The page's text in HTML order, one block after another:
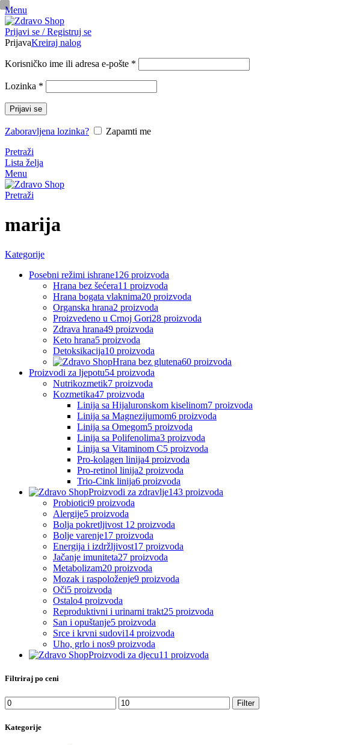
Menu
Prijavi se / Registruj se
PrijavaKreiraj nalog
Korisničko ime ili adresa e-pošte *
Lozinka *
Prijavi se
Zaboravljena lozinka?
Zapamti me
Pretraži
Lista želja
Menu
Pretraži
marija
Kategorije
Posebni režimi ishrane126 proizvoda
Hrana bez šećera11 proizvoda
Hrana bogata vlaknima20 proizvoda
Organska hrana2 proizvoda
Proizvedeno u Crnoj Gori28 proizvoda
Zdrava hrana49 proizvoda
Keto hrana5 proizvoda
Detoksikacija10 proizvoda
Hrana bez glutena60 proizvoda
Proizvodi za ljepotu54 proizvoda
Nutrikozmetik7 proizvoda
Kozmetika47 proizvoda
Linija sa Hijaluronskom kiselinom7 proizvoda
Linija sa Magnezijumom6 proizvoda
Linija sa Omegom5 proizvoda
Linija sa Polifenolima3 proizvoda
Linija sa Vitaminom C5 proizvoda
Pro-kolagen linija4 proizvoda
Pro-retinol linija2 proizvoda
Trio-Cink linija6 proizvoda
Proizvodi za zdravlje143 proizvoda
Probiotici9 proizvoda
Alergije5 proizvoda
Bolja pokretljivost 12 proizvoda
Bolje varenje17 proizvoda
Energija i izdržljivost17 proizvoda
Jačanje imuniteta27 proizvoda
Metabolizam20 proizvoda
Mozak i raspoloženje9 proizvoda
Oči5 proizvoda
Ostalo4 proizvoda
Reproduktivni i urinarni trakt25 proizvoda
San i opuštanje5 proizvoda
Srce i krvni sudovi14 proizvoda
Uho, grlo i nos9 proizvoda
Proizvodi za djecu11 proizvoda
Filtriraj po ceni
Filter
Kategorije